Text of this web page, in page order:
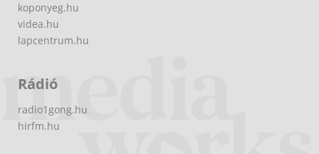
koponyeg.hu
videa.hu
lapcentrum.hu
Rádió
radio1gong.hu
hirfm.hu